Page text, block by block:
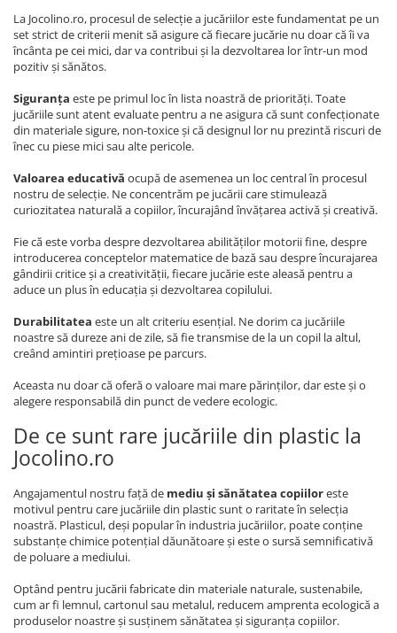
La Jocolino.ro, procesul de selecție a jucăriilor este fundamentat pe un
set strict de criterii menit să asigure că fiecare jucărie nu doar că îi va
încânta pe cei mici, dar va contribui și la dezvoltarea lor într-un mod
pozitiv și sănătos.
Siguranța este pe primul loc în lista noastră de priorități. Toate
jucăriile sunt atent evaluate pentru a ne asigura că sunt confecționate
din materiale sigure, non-toxice și că designul lor nu prezintă riscuri de
înec cu piese mici sau alte pericole.
Valoarea educativă ocupă de asemenea un loc central în procesul
nostru de selecție. Ne concentrăm pe jucării care stimulează
curiozitatea naturală a copiilor, încurajând învățarea activă și creativă.
Fie că este vorba despre dezvoltarea abilităților motorii fine, despre
introducerea conceptelor matematice de bază sau despre încurajarea
gândirii critice și a creativității, fiecare jucărie este aleasă pentru a
aduce un plus în educația și dezvoltarea copilului.
Durabilitatea este un alt criteriu esențial. Ne dorim ca jucăriile
noastre să dureze ani de zile, să fie transmise de la un copil la altul,
creând amintiri prețioase pe parcurs.
Aceasta nu doar că oferă o valoare mai mare părinților, dar este și o
alegere responsabilă din punct de vedere ecologic.
De ce sunt rare jucăriile din plastic la
Jocolino.ro
Angajamentul nostru față de mediu și sănătatea copiiloreste
motivul pentru care jucăriile din plastic sunt o raritate în selecția
noastră. Plasticul, deși popular în industria jucăriilor, poate conține
substanțe chimice potențial dăunătoare și este o sursă semnificativă
de poluare a mediului.
Optând pentru jucării fabricate din materiale naturale, sustenabile,
cum ar fi lemnul, cartonul sau metalul, reducem amprenta ecologică a
produselor noastre și susținem sănătatea și siguranța copiilor.